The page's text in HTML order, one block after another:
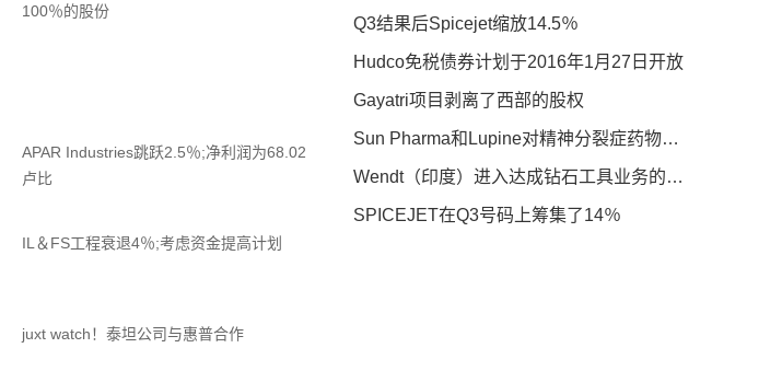
100％的股份
APAR Industries跳跃2.5％;净利润为68.02
卢比
IL＆FS工程衰退4％;考虑资金提高计划
juxt watch！泰坦公司与惠普合作
Q3结果后Spicejet缩放14.5％
Hudco免税债券计划于2016年1月27日开放
Gayatri项目剥离了西部的股权
Sun Pharma和Lupine对精神分裂症药物进行暂定USFDA NOD
Wendt（印度）进入达成钻石工具业务的协议
SPICEJET在Q3号码上筹集了14％